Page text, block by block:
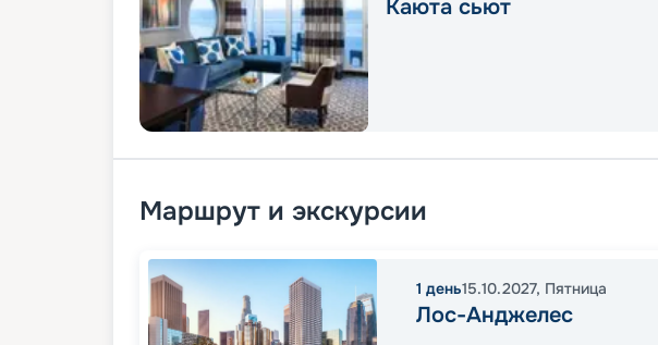
Каюта сьют
Маршрут и экскурсии
1 день15.10.2027, Пятница
Лос-Анджелес